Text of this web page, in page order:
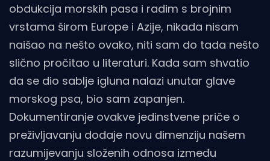
obdukcija morskih pasa i radim s brojnim
vrstama širom Europe i Azije, nikada nisam
naišao na nešto ovako, niti sam do tada nešto
slično pročitao u literaturi. Kada sam shvatio
da se dio sablje igluna nalazi unutar glave
morskog psa, bio sam zapanjen.
Dokumentiranje ovakve jedinstvene priče o
preživljavanju dodaje novu dimenziju našem
razumijevanju složenih odnosa između